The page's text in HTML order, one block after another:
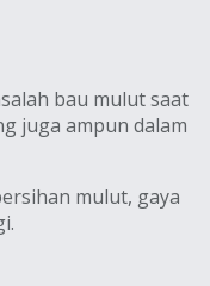
bau mulut saat
juga ampun dalam
mulut, gaya